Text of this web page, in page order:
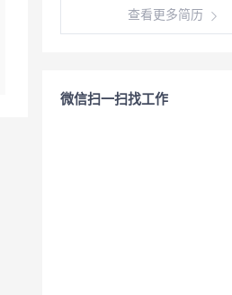
查看更多简历
微信扫一扫找工作